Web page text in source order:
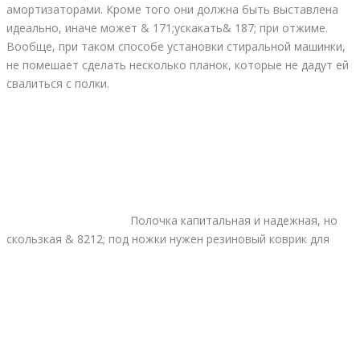
амортизаторами. Кроме того они должна быть выставлена
идеально, иначе может & 171;ускакать& 187; при отжиме.
Вообще, при таком способе установки стиральной машинки,
не помешает сделать несколько планок, которые не дадут ей
свалиться с полки.
Полочка капитальная и надежная, но
скользкая & 8212; под ножки нужен резиновый коврик для